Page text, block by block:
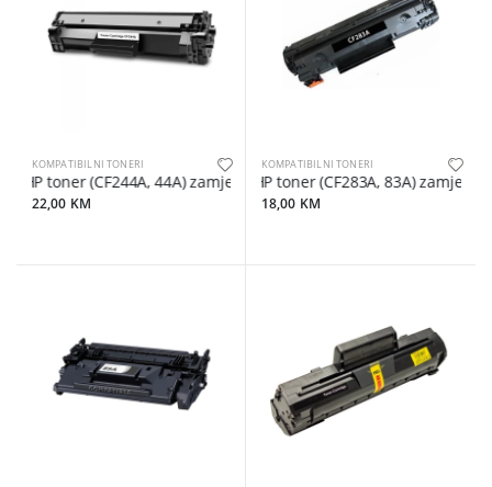
KOMPATIBILNI TONERI
HP toner (CF244A, 44A) zamjenski
22,00 KM
KOMPATIBILNI TONERI
HP toner (CF283A, 83A) zamjenski
18,00 KM